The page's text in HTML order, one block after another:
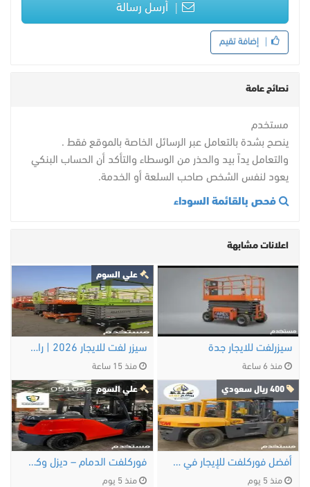
أرسل رسالة
إضافة تقيم
نصائح عامة
مستخدم
ينصح بشدة بالتعامل عبر الرسائل الخاصة بالموقع فقط .
والتعامل يداً بيد والحذر من الوسطاء والتأكد أن الحساب البنكي
يعود لنفس الشخص صاحب السلعة أو الخدمة.
فحص بالقائمة السوداء
اعلانات مشابهة
سيزرلفت للايجار جدة
منذ 6 ساعة
علي السوم
سيزر لفت للايجار 2026 | رافعة مقصيةتاجير سيزر …
منذ 15 ساعة
أفضل فوركلفت للإيجار في الدمام | ديزل، …
منذ 5 يوم
علي السوم
فوركلفت الدمام – ديزل وكهرباء وغاز LPG
منذ 5 يوم